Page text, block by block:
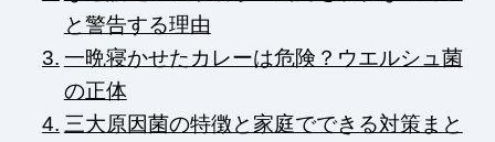
と警告する理由
一晩寝かせたカレーは危険？ウエルシュ菌
の正体
三大原因菌の特徴と家庭でできる対策まと